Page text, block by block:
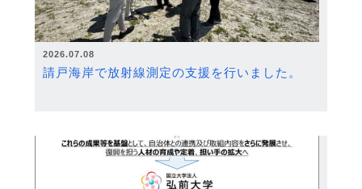
2026.07.08
請戸海岸で放射線測定の支援を行いました。